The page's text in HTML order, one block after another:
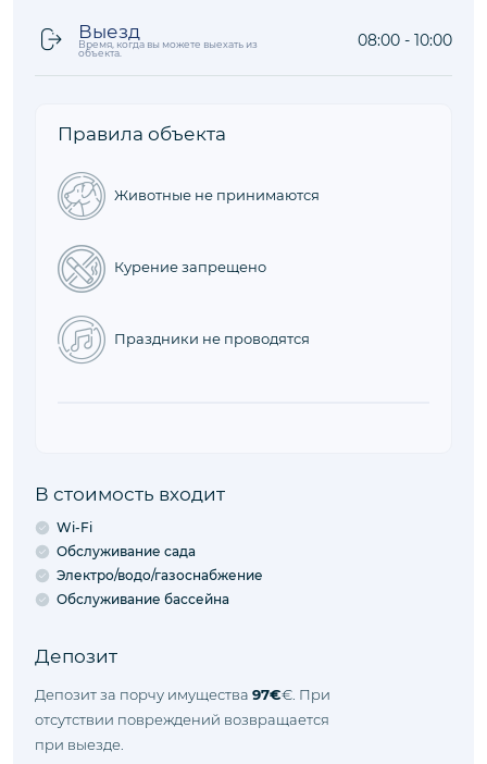
Выезд
Время, когда вы можете выехать из
объекта.
08:00 - 10:00
Правила объекта
Животные не принимаются
Курение запрещено
Праздники не проводятся
В стоимость входит
Wi-Fi
Обслуживание сада
Электро/водо/газоснабжение
Обслуживание бассейна
Депозит
Депозит за порчу имущества 97€€. При
отсутствии повреждений возвращается
при выезде.